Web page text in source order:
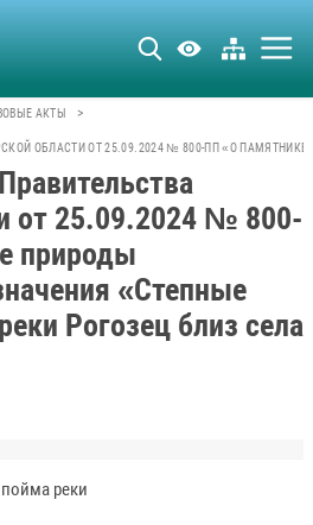
АКТЫ >
ОБЛАСТИ ОТ 25.09.2024 № 800-ПП «О
от 25.09.2024 № 800-
природы
«Степные
Рогозец близ села
реки